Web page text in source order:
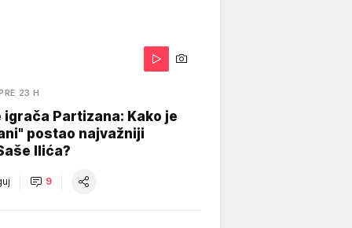
23 H
igrača Partizana: Kako je
postao najvažniji
Ilića?
9